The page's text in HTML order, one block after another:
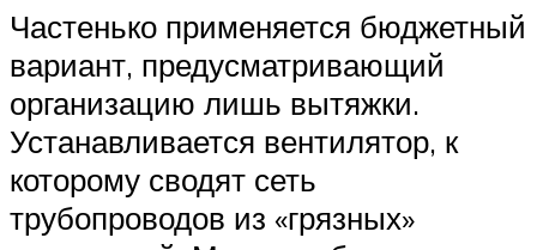
Частенько применяется бюджетный
вариант, предусматривающий
организацию лишь вытяжки.
Устанавливается вентилятор, к
которому сводят сеть
трубопроводов из «грязных»